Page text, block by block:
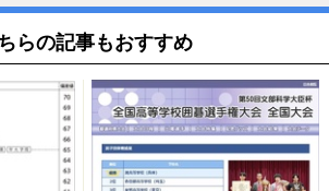
らの記事もおすすめ